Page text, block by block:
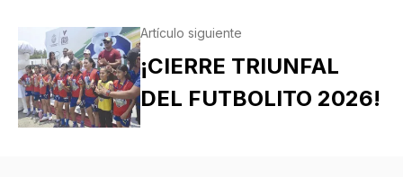
Artículo siguiente
¡CIERRE TRIUNFAL
DEL FUTBOLITO 2026!